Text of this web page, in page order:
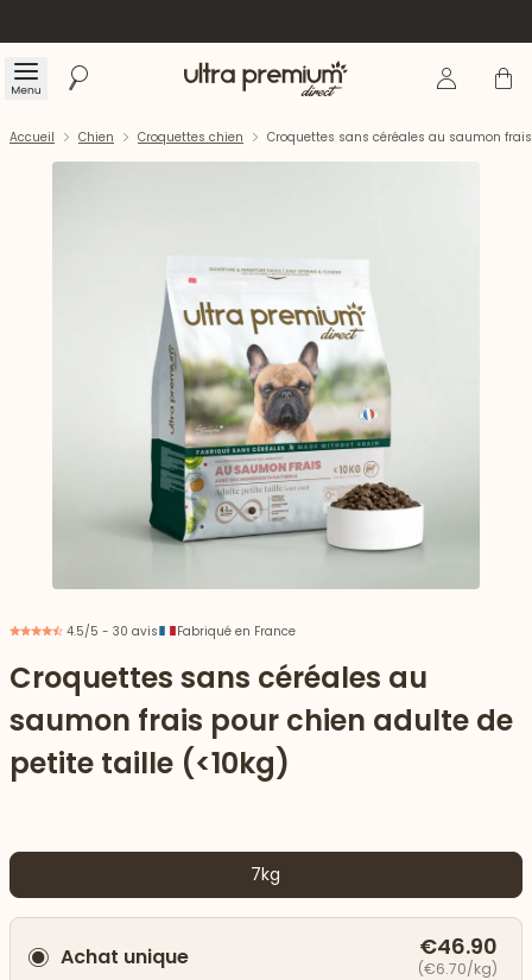
Menu Rechercher Accueil Se Panier
vers le bas
Accueil Chien Croquettes chien Croquettes sans céréales au saumon
4.5/5 - 30 avis Fabriqué en France
Croquettes sans céréales au
saumon frais pour chien adulte de
petite taille (<10kg)
7kg
Achat unique €46.90
(€6.70/kg)